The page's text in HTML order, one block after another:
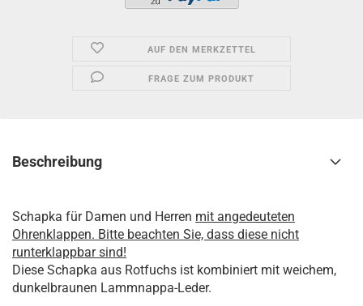
AUF DEN MERKZETTEL
FRAGE ZUM PRODUKT
Beschreibung
Schapka für Damen und Herren mit angedeuteten
Ohrenklappen. Bitte beachten Sie, dass diese nicht
runterklappbar sind!
Diese Schapka aus Rotfuchs ist kombiniert mit weichem,
dunkelbraunen Lammnappa-Leder.